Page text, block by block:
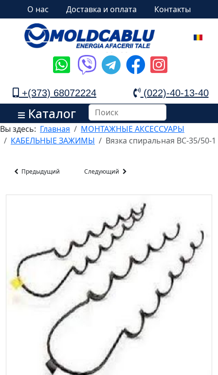
О нас Доставка и оплата Контакты
+(373) 68072224 (022)-40-13-40
Каталог
Вы здесь: Главная
МОНТАЖНЫЕ АКСЕССУАРЫ
КАБЕЛЬНЫЕ ЗАЖИМЫ
Вязка спиральная ВС-35/50-1
Предыдущий Следующий